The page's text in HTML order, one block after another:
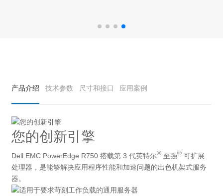
产品介绍 技术参数 尺寸和接口 应用案例
您的创新引擎
Dell EMC PowerEdge R750 搭载第 3 代英特尔® 至强® 可扩展
处理器，是能够解决应用程序性能和加速问题的出色机架式服务
器。